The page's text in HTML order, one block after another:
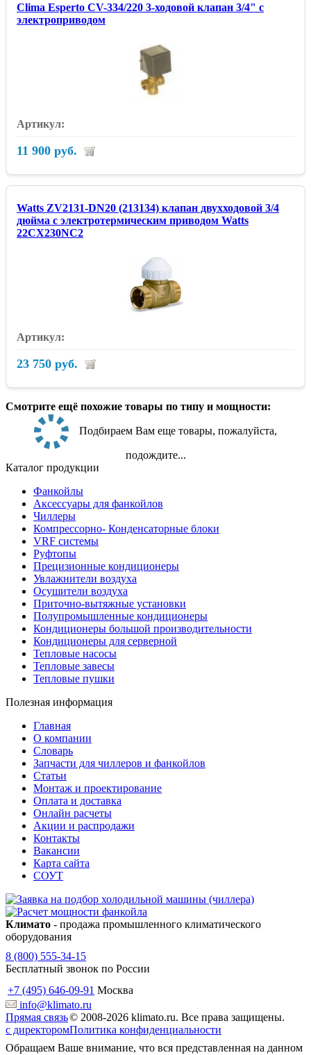
Clima Esperto CV-334/220 3-ходовой клапан 3/4" с
электроприводом
11 900 руб.
Watts ZV2131-DN20 (213134) клапан двухходовой 3/4
дюйма с электротермическим приводом Watts
22CX230NC2
23 750 руб.
Смотрите ещё похожие товары по типу и мощности:
Подбираем Вам еще товары, пожалуйста,
подождите...
Каталог продукции
Фанкойлы
Аксессуары для фанкойлов
Чиллеры
Компрессорно- Конденсаторные блоки
VRF системы
Руфтопы
Прецизионные кондиционеры
Увлажнители воздуха
Осушители воздуха
Приточно-вытяжные установки
Полупромышленные кондиционеры
Кондиционеры большой производительности
Кондиционеры для серверной
Тепловые насосы
Тепловые завесы
Тепловые пушки
Полезная информация
Главная
О компании
Словарь
Запчасти для чиллеров и фанкойлов
Статьи
Монтаж и проектирование
Оплата и доставка
Онлайн расчеты
Акции и распродажи
Контакты
Вакансии
Карта сайта
СОУТ
Климато - продажа промышленного климатического
оборудования
8 (800) 555-34-15
Бесплатный звонок по России
+7 (495) 646-09-91 Москва
info@klimato.ru
Прямая связь
с директором
© 2008-2026 klimato.ru. Все права защищены.
Политика конфиденциальности
Обращаем Ваше внимание, что вся представленная на данном